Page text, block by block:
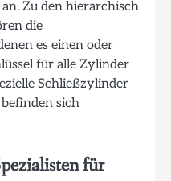
Zu den hierarchisch
die
es einen oder
für alle Zylinder
Schließzylinder
sich
für